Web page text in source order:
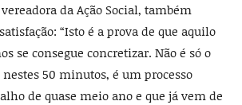
da Ação Social, também
“Isto é a prova de que aquilo
se consegue concretizar. Não é só o
50 minutos, é um processo
de quase meio ano e que já vem de